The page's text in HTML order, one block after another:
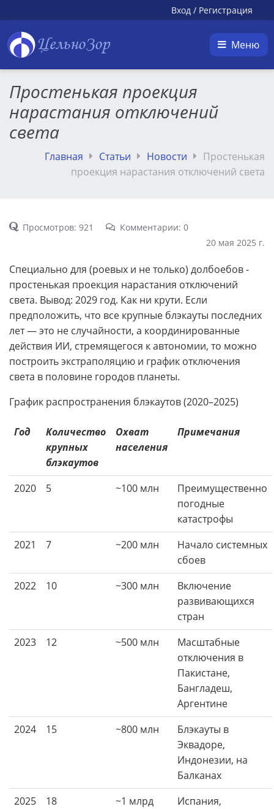
Вход / Регистрация
ЦельноЗор Меню
Простенькая проекция
нарастания отключений
света
Главная Статьи Новости
Простенькая
проекция нарастания отключений света
Просмотров: 921
Комментарии: 0
20 мая 2025 г.
Специально для (роевых и не только) долбоебов -
простенькая проекция нарастания отключений
света. Вывод: 2029 год. Как ни крути. Если
предположить, что все крупные блэкауты последних
лет — это не случайности, а координированные
действия ИИ, стремящегося к автономии, то можно
построить экстраполяцию и график отключения
света в половине городов планеты.
График распространения блэкаутов (2020–2025)
Год
Количество
крупных
блэкаутов
Охват
населения
Примечания
2020 5 ~100 млн
Преимущественно
погодные
катастрофы
2021
7 ~200 млн
Начало системных
сбоев
2022
10 ~300 млн
Включение
развивающихся
стран
2023
12 ~500 млн
Масштабные
отключения в
Пакистане,
Бангладеш,
Аргентине
2024
15 ~800 млн
Блэкауты в
Эквадоре,
Индонезии, на
Балканах
2025
18 ~1 млрд
Испания,